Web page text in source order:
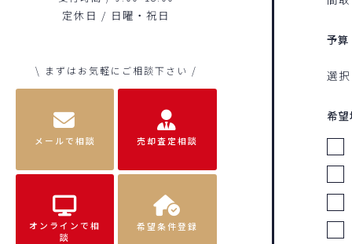
定休日 / 日曜・祝日
\ まずはお気軽にご相談下さい /
メールで相談 売却査定相談
オンラインで相
談
希望条件登録
予算
希